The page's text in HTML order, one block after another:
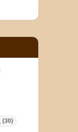
(30)